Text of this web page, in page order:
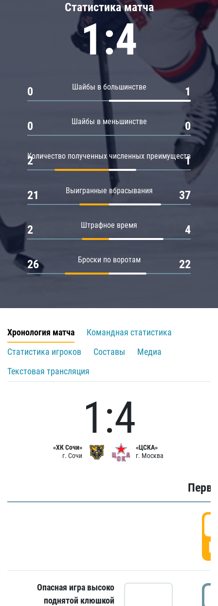
Статистика матча
1:4
Шайбы в большинстве
0 1
Шайбы в меньшинстве
0 0
Количество полученных численных преимуществ
2 1
Выигранные вбрасывания
21 37
Штрафное время
2 4
Броски по воротам
26 22
Хронология матча
Командная статистика
Статистика игроков
Составы
Медиа
Текстовая трансляция
«ХК Сочи»
г. Сочи
1:4
«ЦСКА»
г. Москва
Опасная игра высоко
поднятой клюшкой